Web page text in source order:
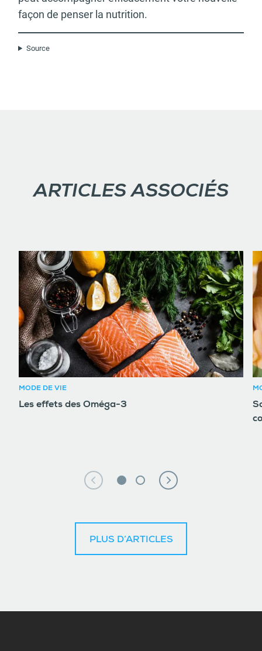
façon de penser la nutrition.
Source
ARTICLES ASSOCIÉS
MODE DE VIE
Les effets des Oméga-3
PLUS D’ARTICLES